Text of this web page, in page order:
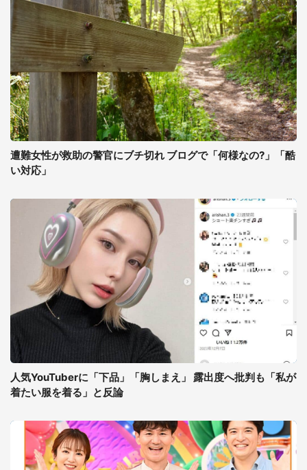
遭難女性が救助の警官にブチ切れ ブログで「何様なの?」「酷
い対応」
人気YouTuberに「下品」「胸しまえ」 露出度へ批判も「私が
着たい服を着る」と反論